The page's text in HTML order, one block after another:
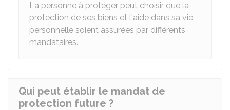
La personne à protéger peut choisir que la
protection de ses biens et l'aide dans sa vie
personnelle soient assurées par différents
mandataires.
Qui peut établir le mandat de
protection future ?